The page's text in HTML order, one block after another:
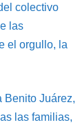
colectivo
las
el orgullo, la
Benito Juárez,
las familias,